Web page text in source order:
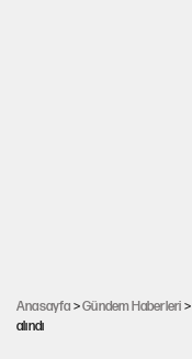
Anasayfa >Gündem Haberleri
alındı